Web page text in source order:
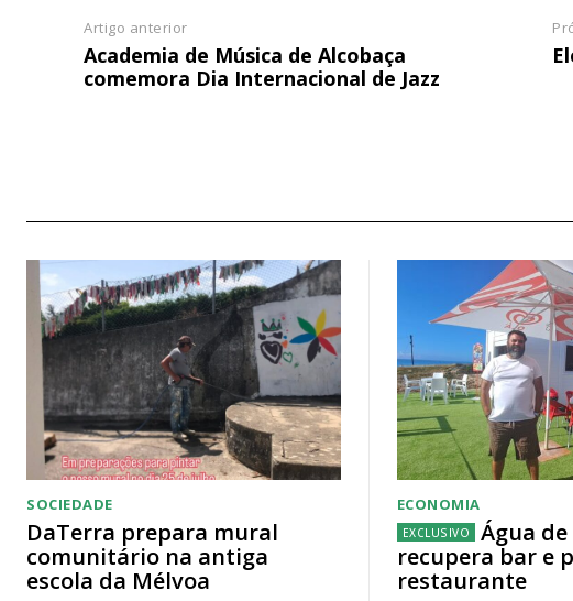
Artigo anterior
Academia de Música de Alcobaça
comemora Dia Internacional de Jazz
SOCIEDADE
DaTerra prepara mural
comunitário na antiga
escola da Mélvoa
ECONOMIA
Água
recupera bar e
restaurante